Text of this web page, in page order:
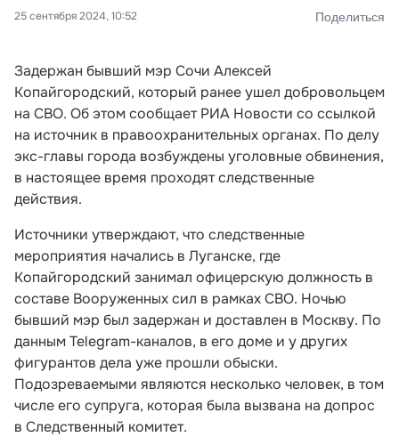
25 сентября 2024, 10:52 Поделиться
Задержан бывший мэр Сочи Алексей
Копайгородский, который ранее ушел добровольцем
на СВО. Об этом сообщает РИА Новости со ссылкой
на источник в правоохранительных органах. По делу
экс-главы города возбуждены уголовные обвинения,
в настоящее время проходят следственные
действия.
Источники утверждают, что следственные
мероприятия начались в Луганске, где
Копайгородский занимал офицерскую должность в
составе Вооруженных сил в рамках СВО. Ночью
бывший мэр был задержан и доставлен в Москву. По
данным Telegram-каналов, в его доме и у других
фигурантов дела уже прошли обыски.
Подозреваемыми являются несколько человек, в том
числе его супруга, которая была вызвана на допрос
в Следственный комитет.